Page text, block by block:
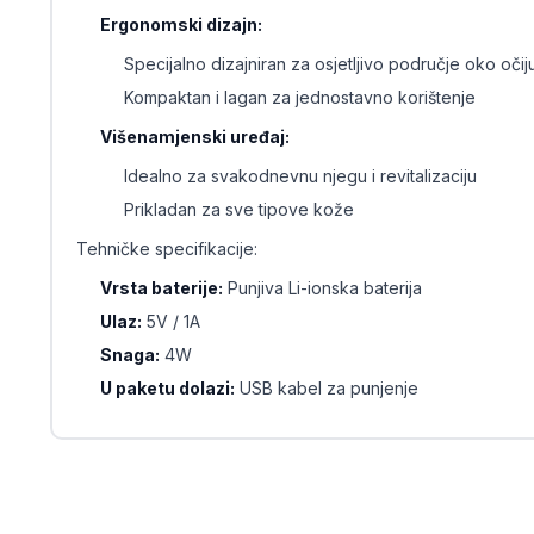
Ergonomski dizajn:
Specijalno dizajniran za osjetljivo područje oko
Kompaktan i lagan za jednostavno korištenje
Višenamjenski uređaj:
Idealno za svakodnevnu njegu i revitalizaciju
Prikladan za sve tipove kože
Tehničke specifikacije:
Vrsta baterije: Punjiva Li-ionska baterija
Ulaz: 5V / 1A
Snaga: 4W
U paketu dolazi: USB kabel za punjenje